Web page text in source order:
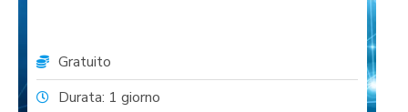
Gratuito
Durata: 1 giorno